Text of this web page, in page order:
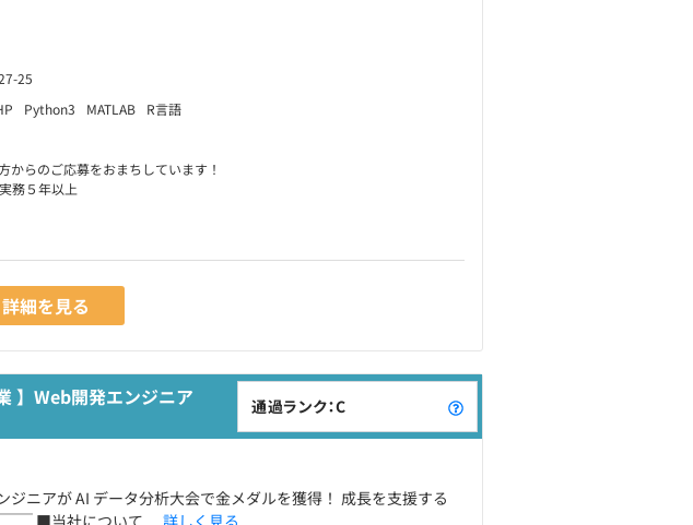
25
Python3 MATLAB
R言語
からのご応募をおまちしています！
務５年以上
詳細を見る
】Web開発エンジニア 通過ランク：C
ニアが AI データ分析大会で金メダルを獲得！ 成長を支援する
￣ ■当社について ... 詳しく見る